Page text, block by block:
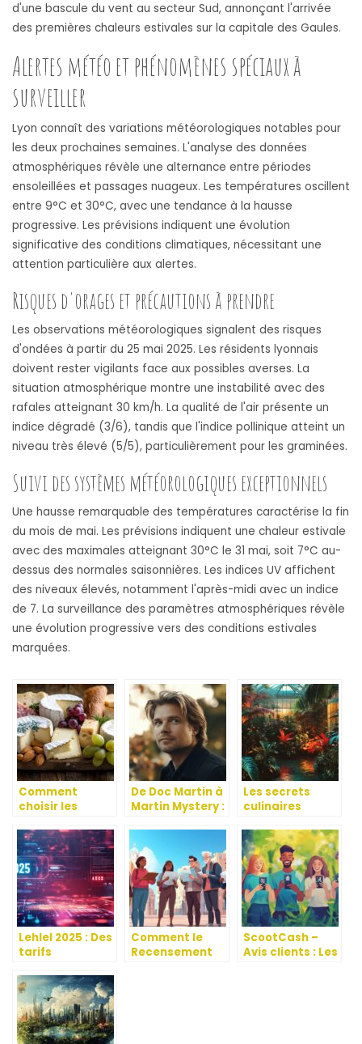
d'une bascule du vent au secteur Sud, annonçant l'arrivée
des premières chaleurs estivales sur la capitale des Gaules.
Alertes météo et phénomènes spéciaux à
surveiller
Lyon connaît des variations météorologiques notables pour
les deux prochaines semaines. L'analyse des données
atmosphériques révèle une alternance entre périodes
ensoleillées et passages nuageux. Les températures oscillent
entre 9°C et 30°C, avec une tendance à la hausse
progressive. Les prévisions indiquent une évolution
significative des conditions climatiques, nécessitant une
attention particulière aux alertes.
Risques d'orages et précautions à prendre
Les observations météorologiques signalent des risques
d'ondées à partir du 25 mai 2025. Les résidents lyonnais
doivent rester vigilants face aux possibles averses. La
situation atmosphérique montre une instabilité avec des
rafales atteignant 30 km/h. La qualité de l'air présente un
indice dégradé (3/6), tandis que l'indice pollinique atteint un
niveau très élevé (5/5), particulièrement pour les graminées.
Suivi des systèmes météorologiques exceptionnels
Une hausse remarquable des températures caractérise la fin
du mois de mai. Les prévisions indiquent une chaleur estivale
avec des maximales atteignant 30°C le 31 mai, soit 7°C au-
dessus des normales saisonnières. Les indices UV affichent
des niveaux élevés, notamment l'après-midi avec un indice
de 7. La surveillance des paramètres atmosphériques révèle
une évolution progressive vers des conditions estivales
marquées.
Comment
choisir les
qualité pour vos
plateaux
De Doc Martin à
Martin Mystery :
qui ont envahi
nos écrans
Les secrets
culinaires
PARIS, le
nouveau
restaurant qui
fait sensation
Lehlel 2025 : Des
tarifs
pour trouver
l’amour halal
Comment le
Recensement
ScootCash –
Avis clients : Les